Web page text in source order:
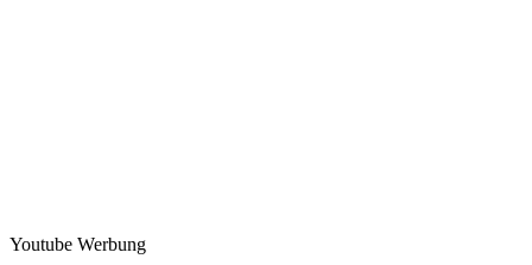
Youtube Werbung